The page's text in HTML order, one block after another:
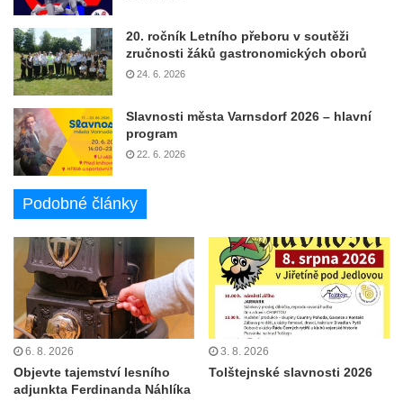
20. ročník Letního přeboru v soutěži
zručnosti žáků gastronomických oborů
24. 6. 2026
Slavnosti města Varnsdorf 2026 – hlavní
program
22. 6. 2026
Podobné články
6. 8. 2026
Objevte tajemství lesního
adjunkta Ferdinanda Náhlíka
3. 8. 2026
Tolštejnské slavnosti 2026